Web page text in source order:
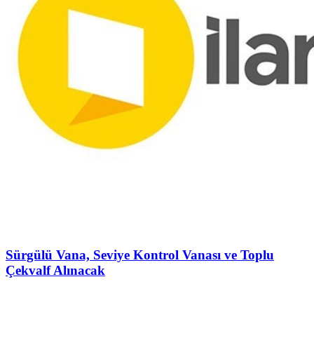
Sürgülü Vana, Seviye Kontrol Vanası ve Toplu
Çekvalf Alınacak